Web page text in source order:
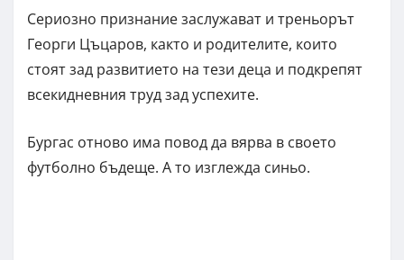
Сериозно признание заслужават и треньорът
Георги Цъцаров, както и родителите, които
стоят зад развитието на тези деца и подкрепят
всекидневния труд зад успехите.
Бургас отново има повод да вярва в своето
футболно бъдеще. А то изглежда синьо.